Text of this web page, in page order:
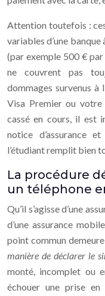
Attention toutefois :
variables d’une
(par exemple 500 €
ne couvrent pas
dommages survenus à
Visa Premier ou
cassé en cours, il est
notice d’assurance
l’étudiant remplit bien
La procédure
un téléphone
Qu’il s’agisse d’une
d’une assurance
point commun
manière de déclarer le
monté, incomplet ou
échouer une prise